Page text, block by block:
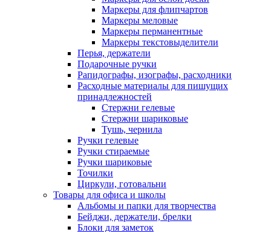
Маркеры для флипчартов
Маркеры меловые
Маркеры перманентные
Маркеры текстовыделители
Перья, держатели
Подарочные ручки
Рапидографы, изографы, расходники
Расходные материалы для пишущих
принадлежностей
Стержни гелевые
Стержни шариковые
Тушь, чернила
Ручки гелевые
Ручки стираемые
Ручки шариковые
Точилки
Циркули, готовальни
Товары для офиса и школы
Альбомы и папки для творчества
Бейджи, держатели, брелки
Блоки для заметок